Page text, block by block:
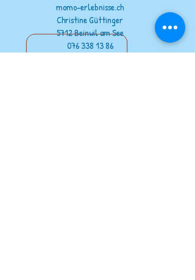
momo-erlebnisse.ch
Christine Güttinger
5712 Beinwil am See
076 338 13 86